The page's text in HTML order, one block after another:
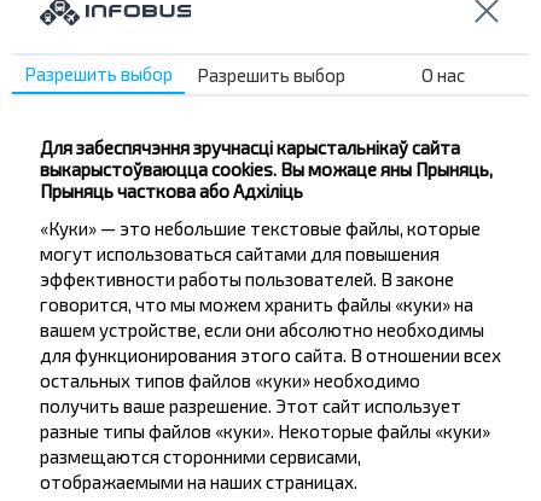
Жадаеце
падарожнічаць
танней?
Не прапусці спецыяльныя акцыі, зніжкі і іншыя
цікавыя прапановы INFOBUS. Падпішыся на
атрыманне навін і падарожнічай з намі танней!
Падпісацц
Разрешить выбор Разрешить выбор О нас
Для забеспячэння зручнасці карыстальнікаў сайта
выкарыстоўваюцца cookies. Вы можаце яны Прыняць,
Прыняць часткова або Адхіліць
«Куки» — это небольшие текстовые файлы, которые
могут использоваться сайтами для повышения
эффективности работы пользователей. В законе
говорится, что мы можем хранить файлы «куки» на
вашем устройстве, если они абсолютно необходимы
для функционирования этого сайта. В отношении всех
остальных типов файлов «куки» необходимо
получить ваше разрешение. Этот сайт использует
разные типы файлов «куки». Некоторые файлы «куки»
размещаются сторонними сервисами,
отображаемыми на наших страницах.